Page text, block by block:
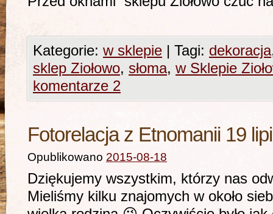
Kategorie: w sklepie | Tagi: dekoracja
sklep Ziołowo, słoma, w Sklepie
komentarze 2
Fotorelacja z Etnomanii 19
Opublikowano 2015-08-18
Dziękujemy wszystkim, którzy nas
Mieliśmy kilku znajomych w około